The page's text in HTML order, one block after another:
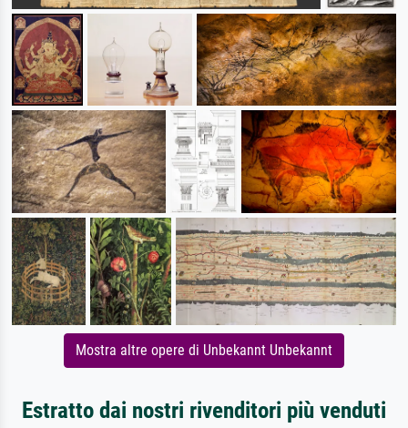
Mostra altre opere di Unbekannt Unbekannt
Estratto dai nostri rivenditori più venduti